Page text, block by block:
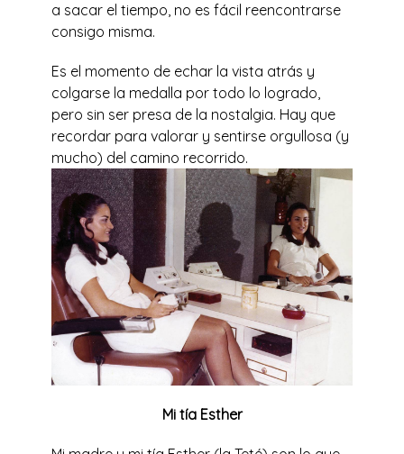
a sacar el tiempo, no es fácil reencontrarse
consigo misma.
Es el momento de echar la vista atrás y
colgarse la medalla por todo lo logrado,
pero sin ser presa de la nostalgia. Hay que
recordar para valorar y sentirse orgullosa (y
mucho) del camino recorrido.
Mi tía Esther